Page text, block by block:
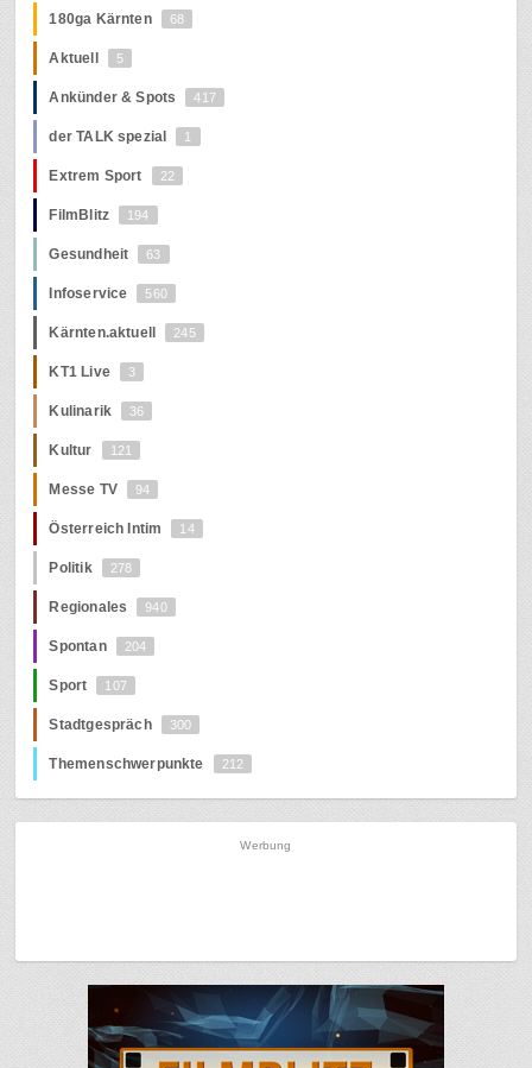
180ga Kärnten 68
Aktuell 5
Ankünder & Spots 417
der TALK spezial 1
Extrem Sport 22
FilmBlitz 194
Gesundheit 63
Infoservice 560
Kärnten.aktuell 245
KT1 Live 3
Kulinarik 36
Kultur 121
Messe TV 94
Österreich Intim 14
Politik 278
Regionales 940
Spontan 204
Sport 107
Stadtgespräch 300
Themenschwerpunkte 212
Werbung